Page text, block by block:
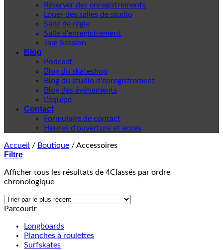
Réserver des enregistrements
Louer des salles de studio
Salle de régie
Salle d'enregistrement
Jam Session
Blog
Podcast
Blog du skateshop
Blog du studio d'enregistrement
Blog des événements
L'équipe
Contact
Formulaire de contact
Heures d'ouverture et accès
Accueil / Boutique /Accessoires
Filtre
Afficher tous les résultats de 4Classés par ordre
chronologique
Parcourir
Longboards
Planches à roulettes
Surfskates